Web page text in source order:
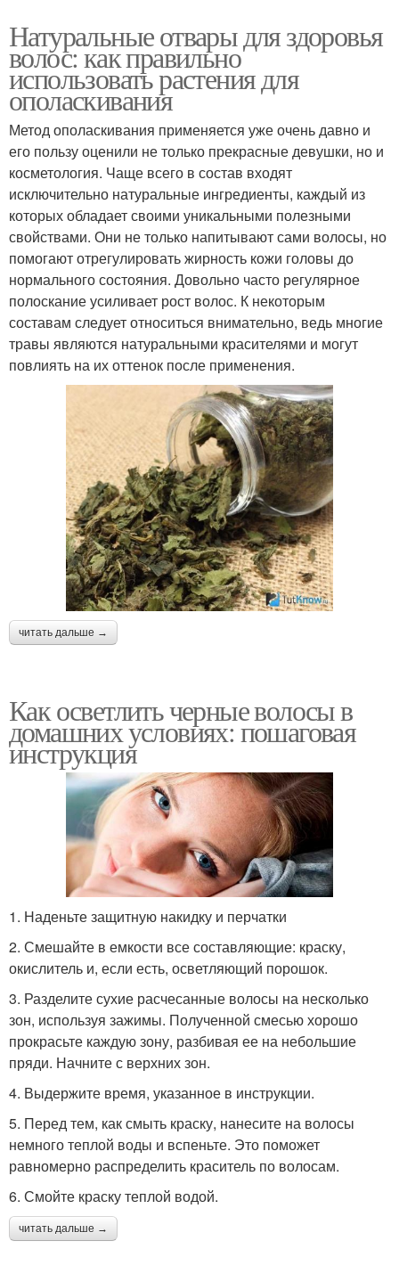
Натуральные отвары для здоровья
волос: как правильно
использовать растения для
ополаскивания
Метод ополаскивания применяется уже очень давно и
его пользу оценили не только прекрасные девушки, но и
косметология. Чаще всего в состав входят
исключительно натуральные ингредиенты, каждый из
которых обладает своими уникальными полезными
свойствами. Они не только напитывают сами волосы, но
помогают отрегулировать жирность кожи головы до
нормального состояния. Довольно часто регулярное
полоскание усиливает рост волос. К некоторым
составам следует относиться внимательно, ведь многие
травы являются натуральными красителями и могут
повлиять на их оттенок после применения.
читать дальше →
Как осветлить черные волосы в
домашних условиях: пошаговая
инструкция
1. Наденьте защитную накидку и перчатки
2. Смешайте в емкости все составляющие: краску,
окислитель и, если есть, осветляющий порошок.
3. Разделите сухие расчесанные волосы на несколько
зон, используя зажимы. Полученной смесью хорошо
прокрасьте каждую зону, разбивая ее на небольшие
пряди. Начните с верхних зон.
4. Выдержите время, указанное в инструкции.
5. Перед тем, как смыть краску, нанесите на волосы
немного теплой воды и вспеньте. Это поможет
равномерно распределить краситель по волосам.
6. Смойте краску теплой водой.
читать дальше →